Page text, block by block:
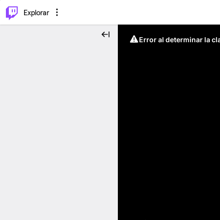
Explorar
Error al determinar la